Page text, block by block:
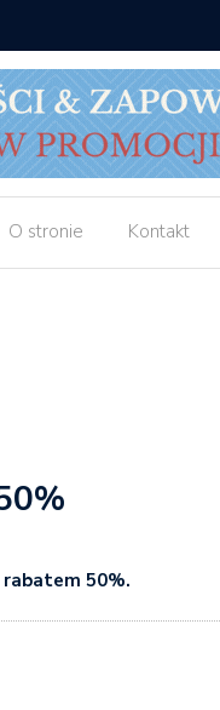
O stronie Kontakt
rabatem 50%.